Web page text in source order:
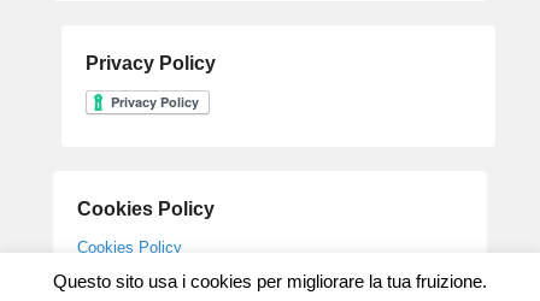
Privacy Policy
Cookies Policy
Cookies Policy
Questo sito usa i cookies per migliorare la tua fruizione.